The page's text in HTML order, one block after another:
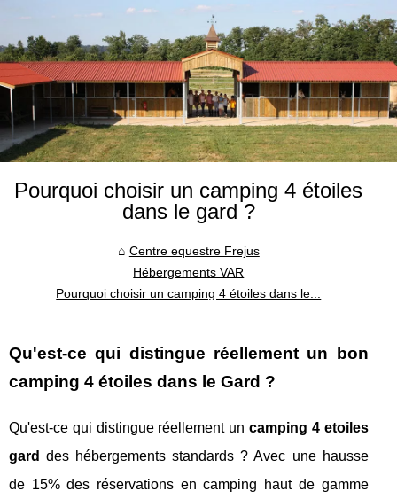
Pourquoi choisir un camping 4 étoiles
dans le gard ?
Centre equestre Frejus
Hébergements VAR
Pourquoi choisir un camping 4 étoiles dans le...
Qu'est-ce qui distingue réellement un bon
camping 4 étoiles dans le Gard ?
Qu'est-ce qui distingue réellement un camping 4 etoiles
gard des hébergements standards ? Avec une hausse
de 15% des réservations en camping haut de gamme